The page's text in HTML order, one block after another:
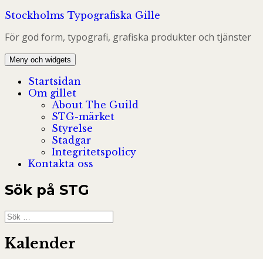
Hoppa
innehåll
Stockholms Typografiska Gille
För god form, typografi, grafiska produkter och tjänster
Meny och widgets
Startsidan
Om gillet
About The Guild
STG-märket
Styrelse
Stadgar
Integritetspolicy
Kontakta oss
Sök på STG
Sök
efter:
Kalender